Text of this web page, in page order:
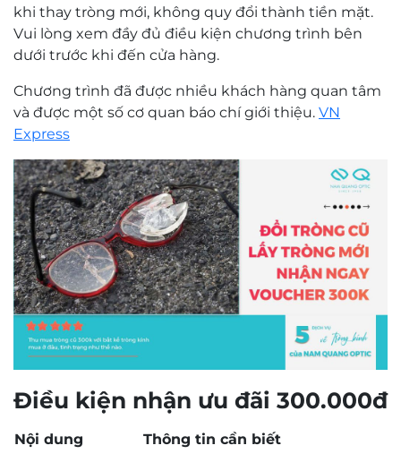
khi thay tròng mới, không quy đổi thành tiền mặt.
Vui lòng xem đầy đủ điều kiện chương trình bên
dưới trước khi đến cửa hàng.
Chương trình đã được nhiều khách hàng quan tâm
và được một số cơ quan báo chí giới thiệu. VN
Express
Điều kiện nhận ưu đãi 300.000đ
Nội dung
Thông tin cần biết